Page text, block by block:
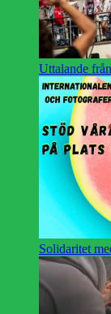
Uttalande
Solidaritet